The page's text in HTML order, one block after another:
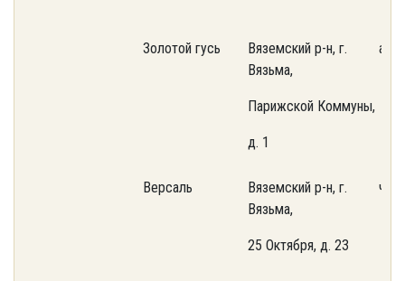
Золотой гусь
Вяземский р-н, г.
Вязьма,
Парижской Коммуны,
д. 1
Версаль
Вяземский р-н, г.
Вязьма,
25 Октября, д. 23